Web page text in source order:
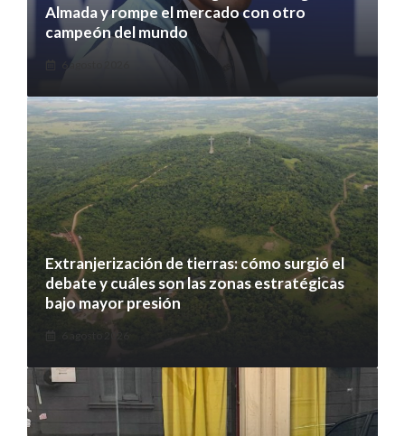
Almada y rompe el mercado con otro
campeón del mundo
6 agosto 2026
Extranjerización de tierras: cómo surgió el
debate y cuáles son las zonas estratégicas
bajo mayor presión